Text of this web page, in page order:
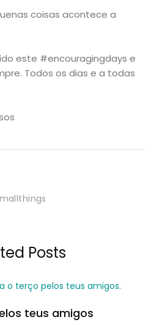
coisas acontece a
este #encouragingdays e
Todos os dias e a todas
Posts
teus amigos